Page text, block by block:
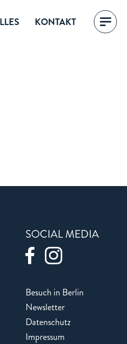
KONTAKT
SOCIAL MEDIA
Besuch in Berlin
Newsletter
Datenschutz
Impressum